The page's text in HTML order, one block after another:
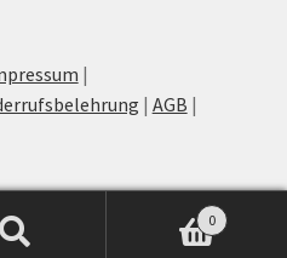
|
| AGB |
0